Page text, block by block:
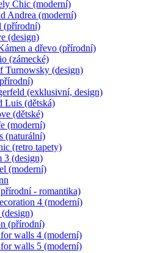
Chic (moderní)
Andrea (moderní)
(přírodní)
(design)
a dřevo (přírodní)
(zámecké)
Turnowsky (design)
(exklusivní, design)
Luis (dětská)
(dětské)
(moderní)
(naturální)
(retro tapety)
3 (design)
(moderní)
- romantika)
4 (moderní)
(přírodní)
walls 4 (moderní)
walls 5 (moderní)